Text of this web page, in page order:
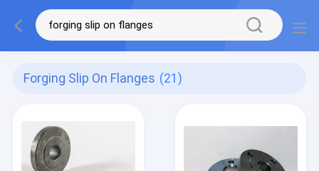
Forging Slip On Flanges (21)